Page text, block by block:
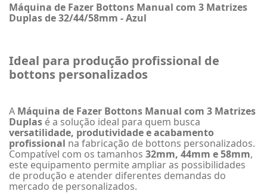
Máquina de Fazer Bottons Manual com 3 Matrizes
Duplas de 32/44/58mm - Azul
Ideal para produção profissional de
bottons personalizados
A Máquina de Fazer Bottons Manual com 3 Matrizes
Duplas é a solução ideal para quem busca
versatilidade, produtividade e acabamento
profissional na fabricação de bottons personalizados.
Compatível com os tamanhos 32mm, 44mm e 58mm,
este equipamento permite ampliar as possibilidades
de produção e atender diferentes demandas do
mercado de personalizados.